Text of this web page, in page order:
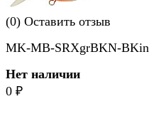
(0) Оставить отзыв
MK-MB-SRXgrBKN-BKin
Нет наличии
0 ₽